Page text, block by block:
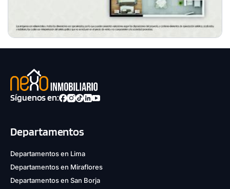
Síguenos en:
Departamentos
Departamentos en Lima
Departamentos en Miraflores
Departamentos en San Borja